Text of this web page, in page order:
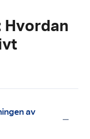
Hvordan
av